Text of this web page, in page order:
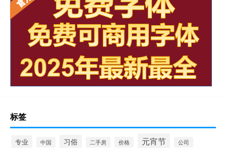
标签
专业 中国 习俗 二手房 价格 元宵节 公司